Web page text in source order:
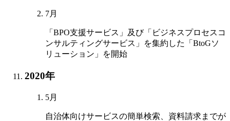
7月
「BPO支援サービス」及び「ビジネスプロセスコ
ンサルティングサービス」を集約した「BtoGソ
リューション」を開始
2020年
5月
自治体向けサービスの簡単検索、資料請求までが